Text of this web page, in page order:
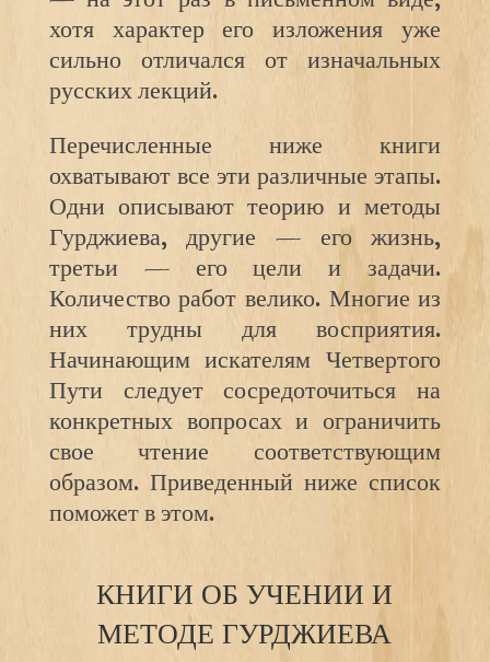
хотя характер его изложения уже
сильно отличался от изначальных
русских лекций.
Перечисленные ниже книги
охватывают все эти различные этапы.
Одни описывают теорию и методы
Гурджиева, другие — его жизнь,
третьи — его цели и задачи.
Количество работ велико. Многие из
них трудны для восприятия.
Начинающим искателям Четвертого
Пути следует сосредоточиться на
конкретных вопросах и ограничить
свое чтение соответствующим
образом. Приведенный ниже список
поможет в этом.
КНИГИ ОБ УЧЕНИИ И
МЕТОДЕ ГУРДЖИЕВА